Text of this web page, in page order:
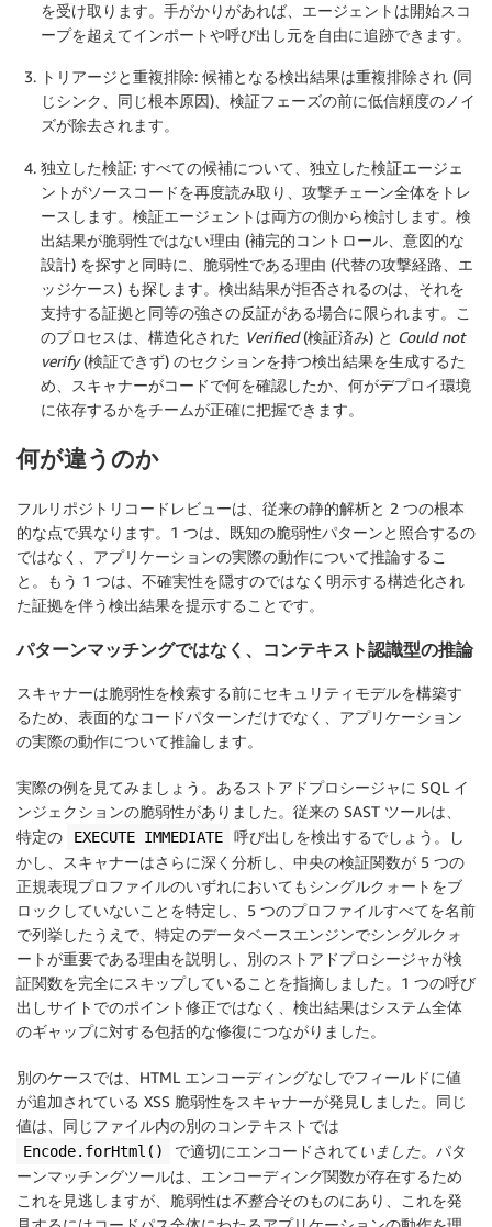
を受け取ります。手がかりがあれば、エージェントは開始スコ
ープを超えてインポートや呼び出し元を自由に追跡できます。
トリアージと重複排除: 候補となる検出結果は重複排除され (同
じシンク、同じ根本原因)、検証フェーズの前に低信頼度のノイ
ズが除去されます。
独立した検証: すべての候補について、独立した検証エージェ
ントがソースコードを再度読み取り、攻撃チェーン全体をトレ
ースします。検証エージェントは両方の側から検討します。検
出結果が脆弱性ではない理由 (補完的コントロール、意図的な
設計) を探すと同時に、脆弱性である理由 (代替の攻撃経路、エ
ッジケース) も探します。検出結果が拒否されるのは、それを
支持する証拠と同等の強さの反証がある場合に限られます。こ
のプロセスは、構造化された Verified(検証済み) と Could not
verify(検証できず) のセクションを持つ検出結果を生成するた
め、スキャナーがコードで何を確認したか、何がデプロイ環境
に依存するかをチームが正確に把握できます。
何が違うのか
フルリポジトリコードレビューは、従来の静的解析と 2 つの根本
的な点で異なります。1 つは、既知の脆弱性パターンと照合するの
ではなく、アプリケーションの実際の動作について推論するこ
と。もう 1 つは、不確実性を隠すのではなく明示する構造化され
た証拠を伴う検出結果を提示することです。
パターンマッチングではなく、コンテキスト認識型の推論
スキャナーは脆弱性を検索する前にセキュリティモデルを構築す
るため、表面的なコードパターンだけでなく、アプリケーション
の実際の動作について推論します。
実際の例を見てみましょう。あるストアドプロシージャに SQL イ
ンジェクションの脆弱性がありました。従来の SAST ツールは、
特定の
EXECUTE IMMEDIATE
呼び出しを検出するでしょう。し
かし、スキャナーはさらに深く分析し、中央の検証関数が 5 つの
正規表現プロファイルのいずれにおいてもシングルクォートをブ
ロックしていないことを特定し、5 つのプロファイルすべてを名前
で列挙したうえで、特定のデータベースエンジンでシングルクォ
ートが重要である理由を説明し、別のストアドプロシージャが検
証関数を完全にスキップしていることを指摘しました。1 つの呼び
出しサイトでのポイント修正ではなく、検出結果はシステム全体
のギャップに対する包括的な修復につながりました。
別のケースでは、HTML エンコーディングなしでフィールドに値
が追加されている XSS 脆弱性をスキャナーが発見しました。同じ
値は、同じファイル内の別のコンテキストでは
Encode.forHtml() で適切にエンコードされていました。パタ
ーンマッチングツールは、エンコーディング関数が存在するため
これを見逃しますが、脆弱性は不整合そのものにあり、これを発